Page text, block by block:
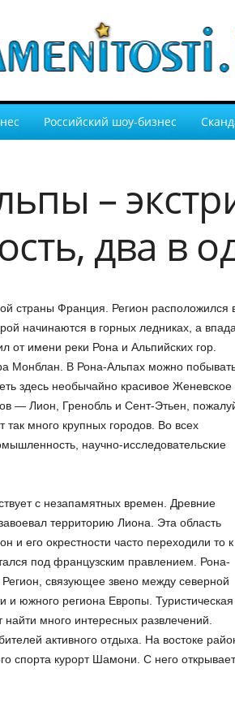
Российский шоу-бизнес
–
два в
страны Франция. Регион расположился
начинаются в горных ледниках, а
от имени реки Рона и Альпийских гор.
Монблан. В Рона-Альпах можно
здесь необычайно красивое Женевское
— Лион, Гренобль и Сент-Этьен,
так много крупных городов. Во всех
научно-исследовательские
с незапамятных времен. Древние
территорию Лиона. Эта область
и его окрестности часто переходили то к
под французским правлением. Рона-
связующее звено между северной
и южного региона Европы. Туристическая
много интересных развлечений.
активного отдыха. На востоке
спорта курорт Шамони. С него